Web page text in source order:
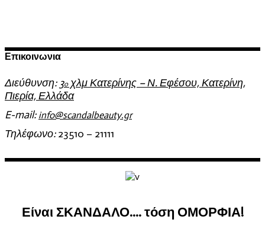
Επικοινωνια
Διεύθυνση: 3oχλμ Κατερίνης – Ν. Εφέσου, Κατερίνη,
Πιερία, Ελλάδα
E-mail: info@scandalbeauty.gr
Τηλέφωνο:23510 – 21111
Είναι ΣΚΑΝΔΑΛΟ.... τόση ΟΜΟΡΦΙΑ!